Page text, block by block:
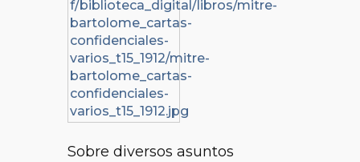
Sobre diversos asuntos